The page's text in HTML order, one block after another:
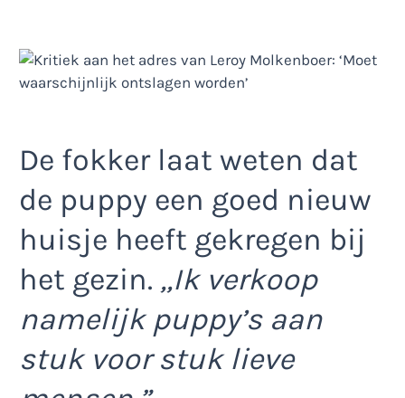
De fokker laat weten dat
de puppy een goed nieuw
huisje heeft gekregen bij
het gezin. ,,Ik verkoop
namelijk puppy’s aan
stuk voor stuk lieve